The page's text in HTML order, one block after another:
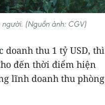
người. (Nguồn ảnh: CGV)
doanh thu 1 tỷ USD, thì
đến thời điểm hiện
lĩnh doanh thu phòng